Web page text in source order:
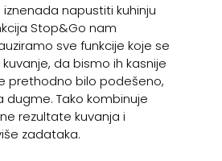
napustiti kuhinju
Stop&Go nam
sve funkcije koje se
da bismo ih kasnije
prethodno bilo podešeno,
dugme. Tako kombinuje
rezultate kuvanja i
zadataka.